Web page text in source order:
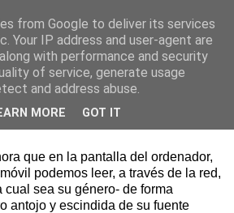
la paradoja
que en la pantalla del ordenador,
podemos leer, a través de la red,
cual sea su género- de forma
antojo y escindida de su fuente
from Google to deliver its services
Your IP address and user-agent are
with performance and security
of service, generate usage
and address abuse.
MORE GOT IT